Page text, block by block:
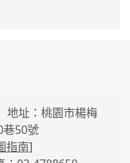
址：桃園市楊梅
巷50號
指南]